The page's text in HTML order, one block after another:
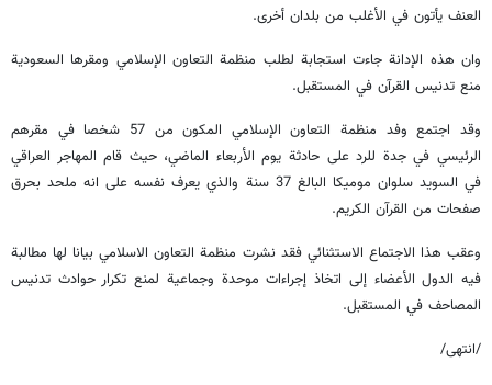
العنف يأتون في الأغلب من بلدان أخرى.
وان هذه الإدانة جاءت استجابة لطلب منظمة التعاون الإسلامي ومقرها السعودية
منع تدنيس القرآن في المستقبل.
وقد اجتمع وفد منظمة التعاون الإسلامي المكون من 57 شخصا في مقرهم
الرئيسي في جدة للرد على حادثة يوم الأربعاء الماضي، حيث قام المهاجر العراقي
في السويد سلوان موميكا البالغ 37 سنة والذي يعرف نفسه على انه ملحد بحرق
صفحات من القرآن الكريم.
وعقب هذا الاجتماع الاستثنائي فقد نشرت منظمة التعاون الاسلامي بيانا لها مطالبة
فيه الدول الأعضاء إلى اتخاذ إجراءات موحدة وجماعية لمنع تكرار حوادث تدنيس
المصاحف في المستقبل.
/انتهى/